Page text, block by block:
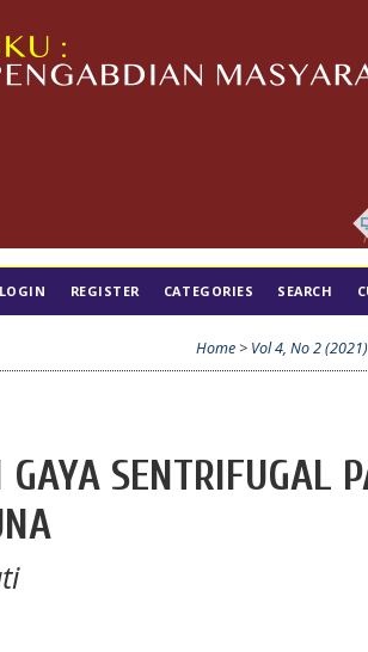
LOGIN REGISTER CATEGORIES SEARCH
Home > Vol 4, No 2 (2021)
SENTRIFUGAL